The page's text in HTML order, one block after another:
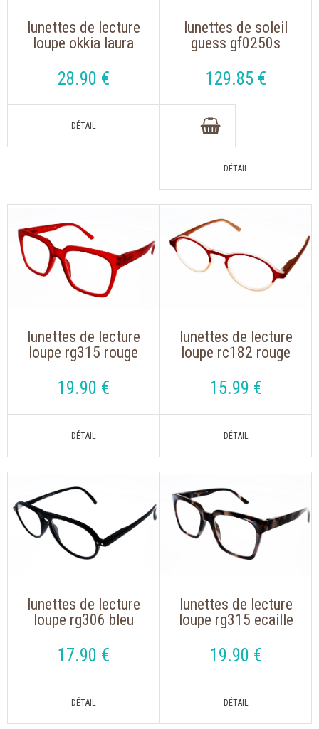
lunettes de lecture
loupe okkia laura
noir de forme rétro
tendance
28.90 €
lunettes de soleil
guess gf0250s
argent, verre gris
129.85 €
lunettes de lecture
loupe rg315 rouge
19.90 €
lunettes de lecture
loupe rc182 rouge
15.99 €
lunettes de lecture
loupe rg306 bleu
pilote
17.90 €
lunettes de lecture
loupe rg315 ecaille
oversize
19.90 €